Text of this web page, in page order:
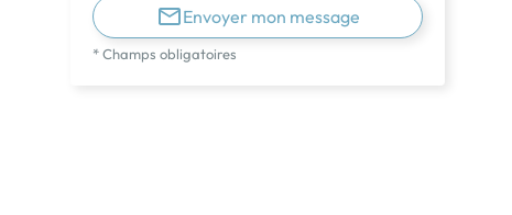
Envoyer mon message
* Champs obligatoires